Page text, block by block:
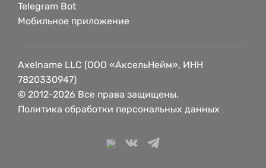
Telegram Bot
Мобильное приложение
Axelname LLC (ООО «АксельНейм», ИНН
7820330947)
© 2012-2026 Все права защищены.
Политика обработки персональных данных